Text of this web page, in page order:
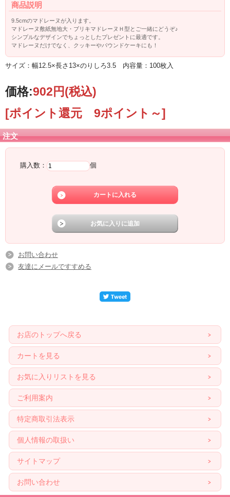
商品説明
9.5cmのマドレーヌが入ります。
マドレーヌ敷紙無地大・ブリキマドレーヌＨ型とご一緒にどうぞ♪
シンプルなデザインでちょっとしたプレゼントに最適です。
マドレーヌだけでなく、クッキーやパウンドケーキにも！
サイズ：幅12.5×長さ13×のりしろ3.5 内容量：100枚入
価格:902円(税込)
[ポイント還元 9ポイント～]
注文
購入数： 個
お問い合わせ
友達にメールですすめる
お店のトップへ戻る
カートを見る
お気に入りリストを見る
ご利用案内
特定商取引法表示
個人情報の取扱い
サイトマップ
お問い合わせ